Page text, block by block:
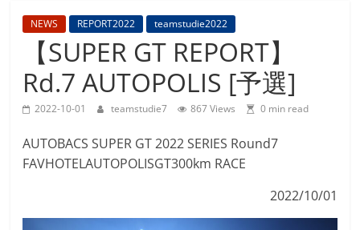
BMW
Team
Studie
M4GT3
NEWS REPORT2022 teamstudie2022
【SUPER GT REPORT】
Rd.7 AUTOPOLIS [予選]
2022-10-01 teamstudie7 867 Views 0 min read
AUTOBACS SUPER GT 2022 SERIES Round7
FAVHOTELAUTOPOLISGT300km RACE
2022/10/01